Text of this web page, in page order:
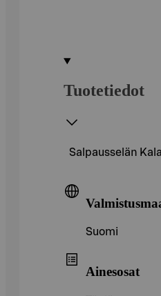
Tuotetiedot
Salpausselän
Suomi
Ainesosat